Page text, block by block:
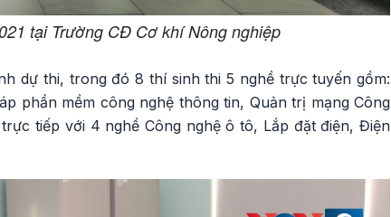
tại Trường CĐ Cơ khí Nông nghiệp
dự thi, trong đó 8 thí sinh thi 5 nghề trực tuyến gồm:
phần mềm công nghệ thông tin, Quản trị mạng Công
tiếp với 4 nghề Công nghệ ô tô, Lắp đặt điện, Điện